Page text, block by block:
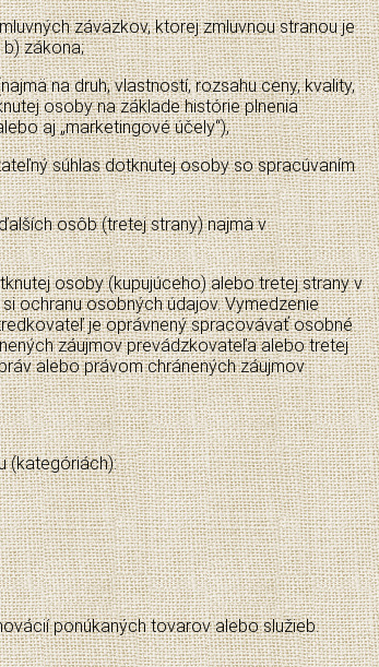
záväzkov, ktorej zmluvnou stranou je
zákona;
na druh, vlastností, rozsahu ceny, kvality,
osoby na základe histórie plnenia
aj „marketingové účely“),
súhlas dotknutej osoby so spracúvaním
osôb (tretej strany) najmä v
osoby (kupujúceho) alebo tretej strany v
ochranu osobných údajov. Vymedzenie
je oprávnený spracovávať osobné
záujmov prevádzkovateľa alebo tretej
alebo právom chránených záujmov
(kategóriách):
ponúkaných tovarov alebo služieb.